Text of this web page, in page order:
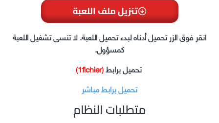
تنزيل ملف اللعبة
انقر فوق الزر تحميل أدناه لبدء تحميل اللعبة. لا تنسى تشغيل اللعبة
كمسؤول.
تحميل برابط(1fichier)
تحميل برابط مباشر
متطلبات النظام